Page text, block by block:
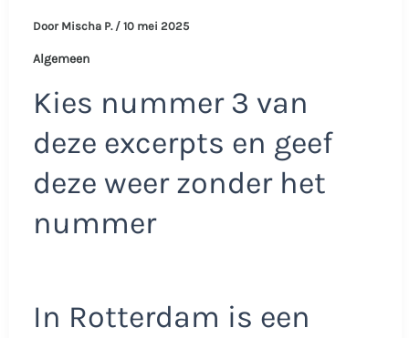
Door Mischa P. / 10 mei 2025
Algemeen
Kies nummer 3 van
deze excerpts en geef
deze weer zonder het
nummer
In Rotterdam is een